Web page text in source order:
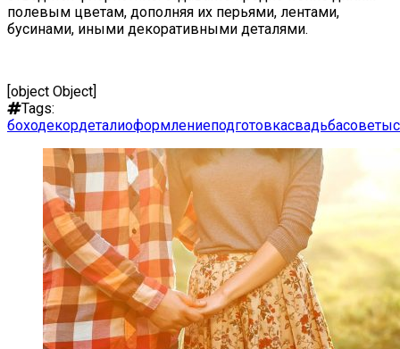
полевым цветам, дополняя их перьями, лентами,
бусинами, иными декоративными деталями.
[object Object]
Tags:
боходекордеталиоформлениеподготовкасвадьбасоветы